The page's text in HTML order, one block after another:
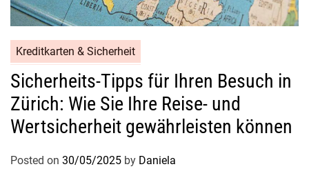
Kreditkarten & Sicherheit
Sicherheits-Tipps für Ihren Besuch in
Zürich: Wie Sie Ihre Reise- und
Wertsicherheit gewährleisten können
Posted on 30/05/2025 by Daniela